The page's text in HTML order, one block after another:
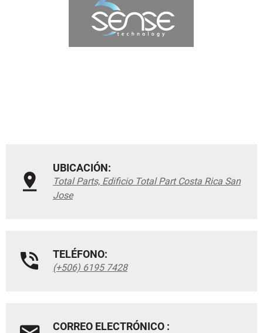
UBICACIÓN:
Total Parts, Edificio Total Part Costa Rica San
Jose
TELÉFONO:
(+506) 6195 7428
CORREO ELECTRÓNICO :